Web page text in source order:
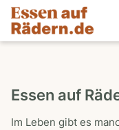
Essen auf
Im Leben gibt es